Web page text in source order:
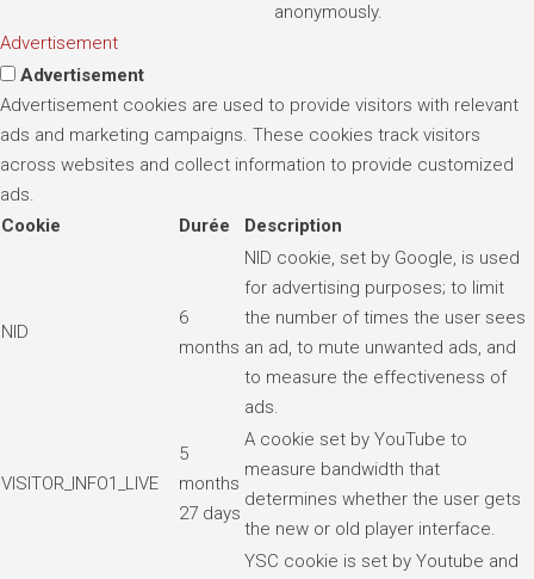
anonymously.
Advertisement
Advertisement
Advertisement cookies are used to provide visitors with relevant
ads and marketing campaigns. These cookies track visitors
across websites and collect information to provide customized
ads.
Cookie
Durée Description
NID
6
months
NID cookie, set by Google, is used
for advertising purposes; to limit
the number of times the user sees
an ad, to mute unwanted ads, and
to measure the effectiveness of
ads.
VISITOR_INFO1_LIVE
5
months
27 days
A cookie set by YouTube to
measure bandwidth that
determines whether the user gets
the new or old player interface.
YSC cookie is set by Youtube and